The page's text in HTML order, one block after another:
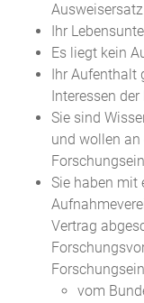
Ihr
Es liegt kein
Ihr
Interessen
Sie sind
und wollen an
Sie haben mit
Vertrag
vom